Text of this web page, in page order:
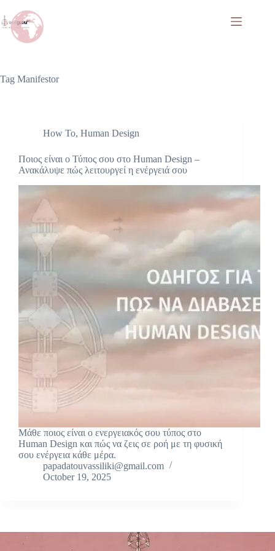
Tag Manifestor
How To, Human Design
Ποιος είναι ο Τύπος σου στο Human Design –
Ανακάλυψε πώς λειτουργεί η ενέργειά σου
Μάθε ποιος είναι ο ενεργειακός σου τύπος στο
Human Design και πώς να ζεις σε ροή με τη φυσική
σου ενέργεια κάθε μέρα.
papadatouvassiliki@gmail.com
October 19, 2025